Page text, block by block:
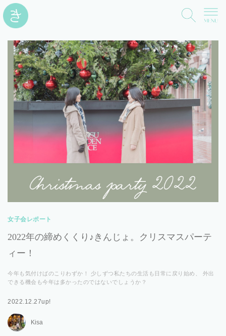
女子会レポート
2022年の締めくくり♪きんじょ。クリスマスパーテ
ィー！
今年も気付けばのこりわずか！ 少しずつ私たちの生活も日常に戻り始め、 外出
できる機会も今年は多かったのではないでしょうか？
2022.12.27up!
Kisa